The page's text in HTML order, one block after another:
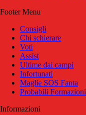
Footer Menu
Consigli
Chi schierare
Voti
Assist
Ultime dai campi
Infortunati
Maglie SOS Fanta
Probabili Formazioni
Informazioni